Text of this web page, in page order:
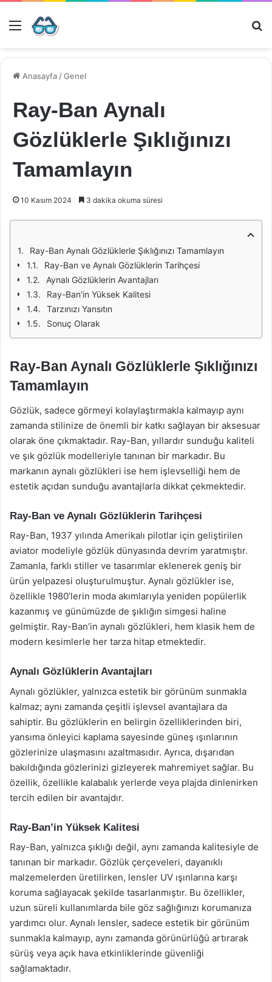
Menü
Anasayfa /Genel
Ray-Ban Aynalı
Gözlüklerle Şıklığınızı
Tamamlayın
10 Kasım 2024 3 dakika okuma süresi
Ray-Ban Aynalı Gözlüklerle Şıklığınızı Tamamlayın
Ray-Ban ve Aynalı Gözlüklerin Tarihçesi
Aynalı Gözlüklerin Avantajları
Ray-Ban'in Yüksek Kalitesi
Tarzınızı Yansıtın
Sonuç Olarak
Ray-Ban Aynalı Gözlüklerle Şıklığınızı
Tamamlayın
Gözlük, sadece görmeyi kolaylaştırmakla kalmayıp aynı
zamanda stilinize de önemli bir katkı sağlayan bir aksesuar
olarak öne çıkmaktadır. Ray-Ban, yıllardır sunduğu kaliteli
ve şık gözlük modelleriyle tanınan bir markadır. Bu
markanın aynalı gözlükleri ise hem işlevselliği hem de
estetik açıdan sunduğu avantajlarla dikkat çekmektedir.
Ray-Ban ve Aynalı Gözlüklerin Tarihçesi
Ray-Ban, 1937 yılında Amerikalı pilotlar için geliştirilen
aviator modeliyle gözlük dünyasında devrim yaratmıştır.
Zamanla, farklı stiller ve tasarımlar eklenerek geniş bir
ürün yelpazesi oluşturulmuştur. Aynalı gözlükler ise,
özellikle 1980’lerin moda akımlarıyla yeniden popülerlik
kazanmış ve günümüzde de şıklığın simgesi haline
gelmiştir. Ray-Ban’in aynalı gözlükleri, hem klasik hem de
modern kesimlerle her tarza hitap etmektedir.
Aynalı Gözlüklerin Avantajları
Aynalı gözlükler, yalnızca estetik bir görünüm sunmakla
kalmaz; aynı zamanda çeşitli işlevsel avantajlara da
sahiptir. Bu gözlüklerin en belirgin özelliklerinden biri,
yansıma önleyici kaplama sayesinde güneş ışınlarının
gözlerinize ulaşmasını azaltmasıdır. Ayrıca, dışarıdan
bakıldığında gözlerinizi gizleyerek mahremiyet sağlar. Bu
özellik, özellikle kalabalık yerlerde veya plajda dinlenirken
tercih edilen bir avantajdır.
Ray-Ban’in Yüksek Kalitesi
Ray-Ban, yalnızca şıklığı değil, aynı zamanda kalitesiyle de
tanınan bir markadır. Gözlük çerçeveleri, dayanıklı
malzemelerden üretilirken, lensler UV ışınlarına karşı
koruma sağlayacak şekilde tasarlanmıştır. Bu özellikler,
uzun süreli kullanımlarda bile göz sağlığınızı korumanıza
yardımcı olur. Aynalı lensler, sadece estetik bir görünüm
sunmakla kalmayıp, aynı zamanda görünürlüğü artırarak
sürüş veya açık hava etkinliklerinde güvenliği
sağlamaktadır.